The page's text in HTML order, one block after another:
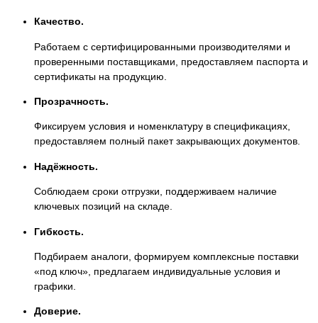
Качество.
Работаем с сертифицированными производителями и
проверенными поставщиками, предоставляем паспорта и
сертификаты на продукцию.
Прозрачность.
Фиксируем условия и номенклатуру в спецификациях,
предоставляем полный пакет закрывающих документов.
Надёжность.
Соблюдаем сроки отгрузки, поддерживаем наличие
ключевых позиций на складе.
Гибкость.
Подбираем аналоги, формируем комплексные поставки
«под ключ», предлагаем индивидуальные условия и
графики.
Доверие.